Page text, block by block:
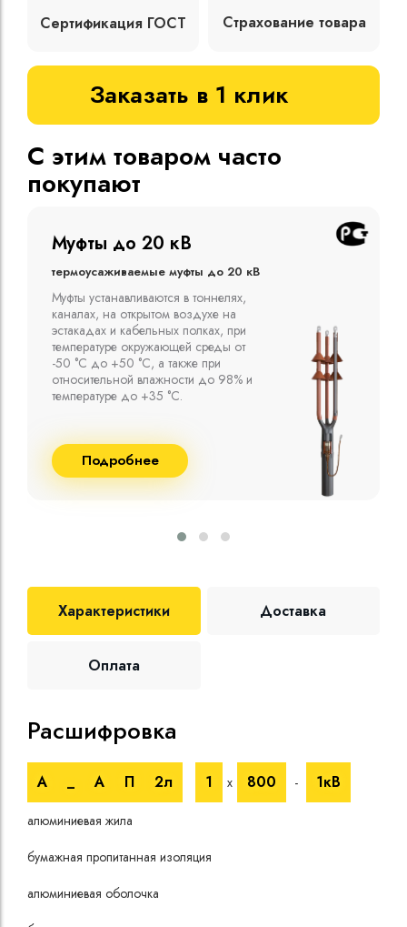
Сертификация ГОСТ Страхование товара
Заказать в 1 клик
С этим товаром часто
покупают
Муфты до 10 кВ
Термоусаживаемые муфты до 10 кВ
Компания ООО "Москабельторг"
предлагает, как соединительные
термоусаживаемые муфты на кабель
напряжением до 10 кВ с изоляцией
из маслопропитанной бумаги и
сшитого полиэтилена собственного
производства
Подробнее
Характеристики Доставка
Оплата
Расшифровка
А А П 2л 1 х 800 - 1кВ
алюминиевая жила
бумажная пропитанная изоляция
алюминиевая оболочка